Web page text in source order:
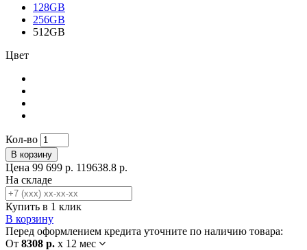
128GB
256GB
512GB
Цвет
Кол-во
В корзину
Цена 99 699 р. 119638.8 р.
На складе
Купить в 1 клик
В корзину
Перед оформлением кредита уточните по наличию товара:
От 8308 р. x 12 мес